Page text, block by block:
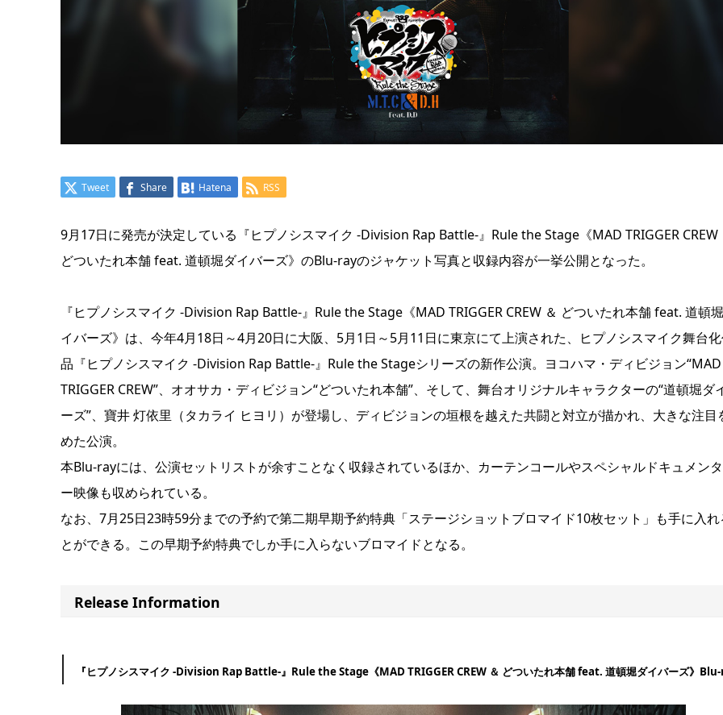
Tweet Share Hatena RSS
9月17日に発売が決定している『ヒプノシスマイク -Division Rap Battle-』Rule the Stage《MAD TRIGGER CREW
どついたれ本舗 feat. 道頓堀ダイバーズ》のBlu-rayのジャケット写真と収録内容が一挙公開となった。
『ヒプノシスマイク -Division Rap Battle-』Rule the Stage《MAD TRIGGER CREW ＆ どついたれ本舗 feat. 道頓
イバーズ》は、今年4月18日～4月20日に大阪、5月1日～5月11日に東京にて上演された、ヒプノシスマイク舞台
品『ヒプノシスマイク -Division Rap Battle-』Rule the Stageシリーズの新作公演。ヨコハマ・ディビジョン“MAD
TRIGGER CREW”、オオサカ・ディビジョン“どついたれ本舗”、そして、舞台オリジナルキャラクターの“道頓堀ダ
ーズ”、寶井 灯依里（タカライ ヒヨリ）が登場し、ディビジョンの垣根を越えた共闘と対立が描かれ、大きな注目
めた公演。
本Blu-rayには、公演セットリストが余すことなく収録されているほか、カーテンコールやスペシャルドキュメン
ー映像も収められている。
なお、7月25日23時59分までの予約で第二期早期予約特典「ステージショットブロマイド10枚セット」も手に入れ
とができる。この早期予約特典でしか手に入らないブロマイドとなる。
Release Information
『ヒプノシスマイク -Division Rap Battle-』Rule the Stage《MAD TRIGGER CREW ＆ どついたれ本舗 feat. 道頓堀ダイバーズ》